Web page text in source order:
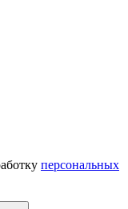
персональных